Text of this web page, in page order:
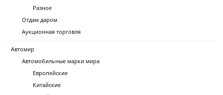
Разное
Отдам даром
Аукционная торговля
Автомир
Автомобильные марки мира
Европейские
Китайские